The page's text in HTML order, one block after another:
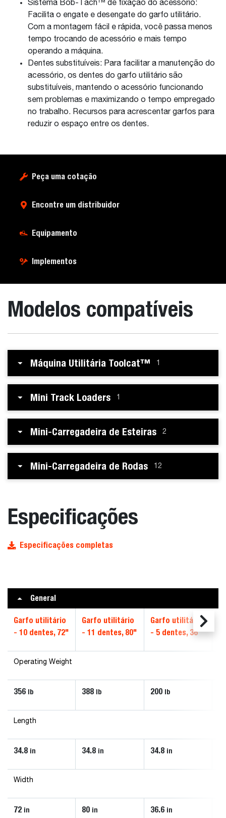
Sistema Bob-Tach™ de fixação do acessório:
Facilita o engate e desengate do garfo utilitário.
Com a montagem fácil e rápida, você passa menos
tempo trocando de acessório e mais tempo
operando a máquina.
Dentes substituíveis: Para facilitar a manutenção do
acessório, os dentes do garfo utilitário são
substituíveis, mantendo o acessório funcionando
sem problemas e maximizando o tempo empregado
no trabalho. Recursos para acrescentar garfos para
reduzir o espaço entre os dentes.
Peça uma cotação
Encontre um distribuidor
Equipamento
Implementos
Modelos compatíveis
Máquina Utilitária Toolcat™ 1
Mini Track Loaders 1
Mini-Carregadeira de Esteiras 2
Mini-Carregadeira de Rodas 12
Especificações
Especificações completas
General
Garfo utilitário
- 10 dentes, 72"
Garfo utilitário
- 11 dentes, 80"
Garfo utilitário
- 5 dentes, 36"
Operating Weight
356 lb 388 lb 200 lb
Length
34.8 in 34.8 in 34.8 in
Width
72 in 80 in 36.6 in